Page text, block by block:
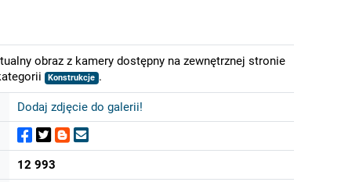
obraz z kamery dostępny na zewnętrznej stronie
Konstrukcje .
Dodaj zdjęcie do galerii!
12 993